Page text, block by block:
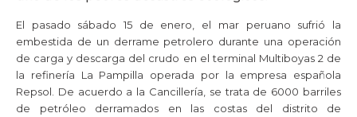
El pasado sábado 15 de enero, el mar peruano sufrió la
embestida de un derrame petrolero durante una operación
de carga y descarga del crudo en el terminal Multiboyas 2 de
la refinería La Pampilla operada por la empresa española
Repsol. De acuerdo a la Cancillería, se trata de 6000 barriles
de petróleo derramados en las costas del distrito de